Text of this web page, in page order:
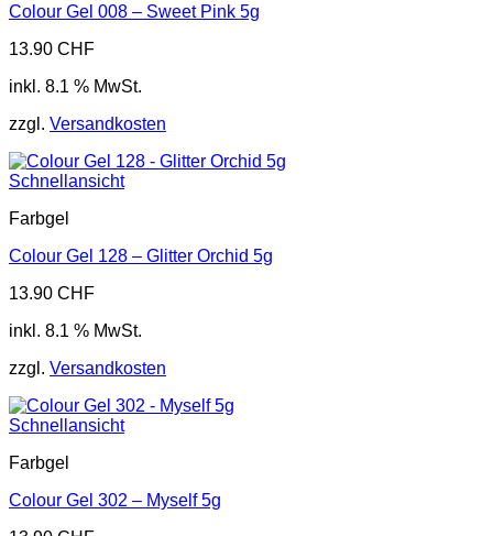
Colour Gel 008 – Sweet Pink 5g
13.90 CHF
inkl. 8.1 % MwSt.
zzgl. Versandkosten
Schnellansicht
Farbgel
Colour Gel 128 – Glitter Orchid 5g
13.90 CHF
inkl. 8.1 % MwSt.
zzgl. Versandkosten
Schnellansicht
Farbgel
Colour Gel 302 – Myself 5g